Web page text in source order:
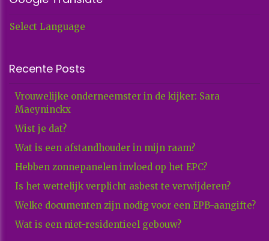
Select Language
Recente Posts
Vrouwelijke onderneemster in de kijker: Sara
Maeyninckx
Wist je dat?
Wat is een afstandhouder in mijn raam?
Hebben zonnepanelen invloed op het EPC?
Is het wettelijk verplicht asbest te verwijderen?
Welke documenten zijn nodig voor een EPB-aangifte?
Wat is een niet-residentieel gebouw?